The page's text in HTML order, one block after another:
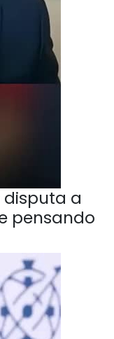
disputa a
pensando